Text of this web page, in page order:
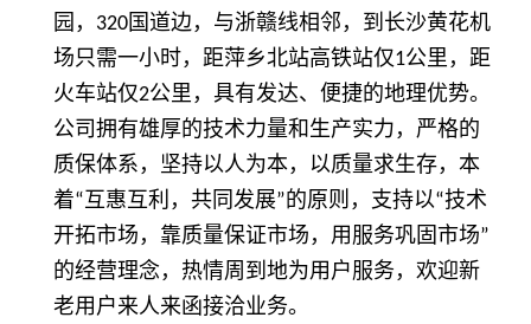
园， 320国道边，与浙赣线相邻，到长沙黄花机
场只需一小时，距萍乡北站高铁站仅1公里，距
火车站仅2公里，具有发达、便捷的地理优势。
公司拥有雄厚的技术力量和生产实力，严格的
质保体系，坚持以人为本，以质量求生存，本
着“互惠互利，共同发展”的原则，支持以“技术
开拓市场，靠质量保证市场，用服务巩固市场”
的经营理念，热情周到地为用户服务，欢迎新
老用户来人来函接洽业务。